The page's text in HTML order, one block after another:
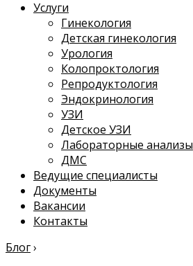
Услуги
Гинекология
Детская гинекология
Урология
Колопроктология
Репродуктология
Эндокринология
УЗИ
Детское УЗИ
Лабораторные анализы
ДМС
Ведущие специалисты
Документы
Вакансии
Контакты
Блог›